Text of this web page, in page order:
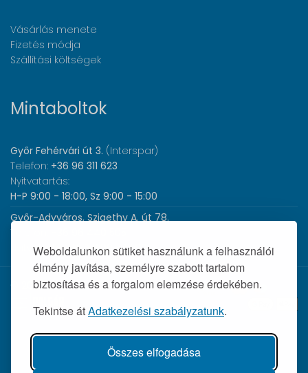
Weboldalunkon sütiket használunk a felhasználói
élmény javítása, személyre szabott tartalom
biztosítása és a forgalom elemzése érdekében.
Tekintse átAdatkezelési szabályzatunk.
Összes elfogadása
Vásárlás menete
Fizetés módja
Szállítási költségek
Mintaboltok
Győr Fehérvári út 3. (Interspar)
Telefon: +36 96 311 623
Nyitvatartás:
H-P 9:00 - 18:00, Sz 9:00 - 15:00
Győr-Adyváros, Szigethy A. út 78.
Telefon:
Nyitvatartás:H-P 8:00 - 17:00
© 2026 Wolf Orvosi Műszer Kft. |